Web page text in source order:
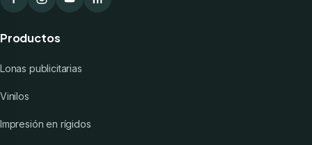
Productos
Lonas publicitarias
Vinilos
Impresión en rígidos